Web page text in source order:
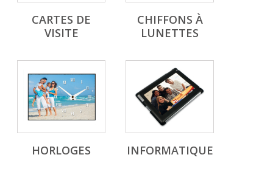
CARTES DE
VISITE
CHIFFONS À
LUNETTES
HORLOGES INFORMATIQUE